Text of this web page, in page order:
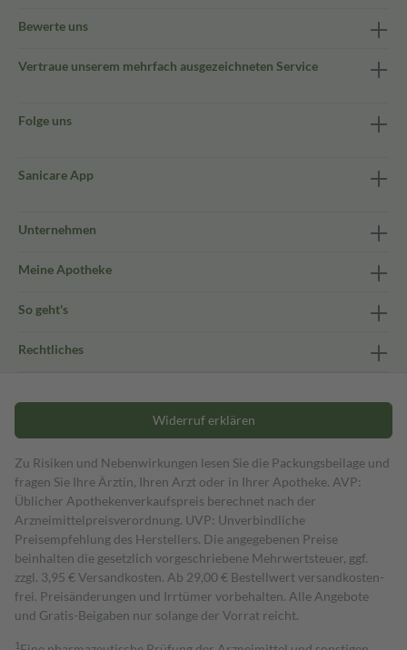
Bewerte uns
Vertraue unserem mehrfach ausgezeichneten Service
Folge uns
Sanicare App
Unternehmen
Meine Apotheke
So geht's
Rechtliches
Widerruf erklären
Zu Risiken und Nebenwirkungen lesen Sie die Packungsbeilage und
fragen Sie Ihre Ärztin, Ihren Arzt oder in Ihrer Apotheke. AVP:
Üblicher Apothekenverkaufspreis berechnet nach der
Arzneimittelpreisverordnung. UVP: Unverbindliche
Preisempfehlung des Herstellers. Die angegebenen Preise
beinhalten die gesetzlich vorgeschriebene Mehrwertsteuer, ggf.
zzgl. 3,95 € Versandkosten. Ab 29,00 € Bestell­wert versand­kosten­
frei. Preisänderungen und Irrtümer vorbehalten. Alle Angebote
und Gratis-Beigaben nur solange der Vorrat reicht.
1